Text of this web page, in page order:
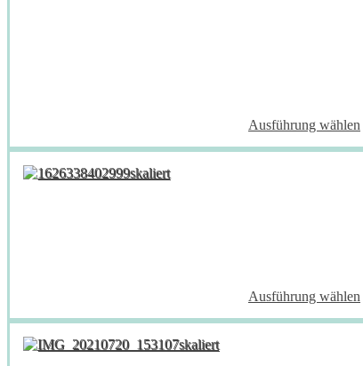
Ausführung wählen
Ausführung wählen